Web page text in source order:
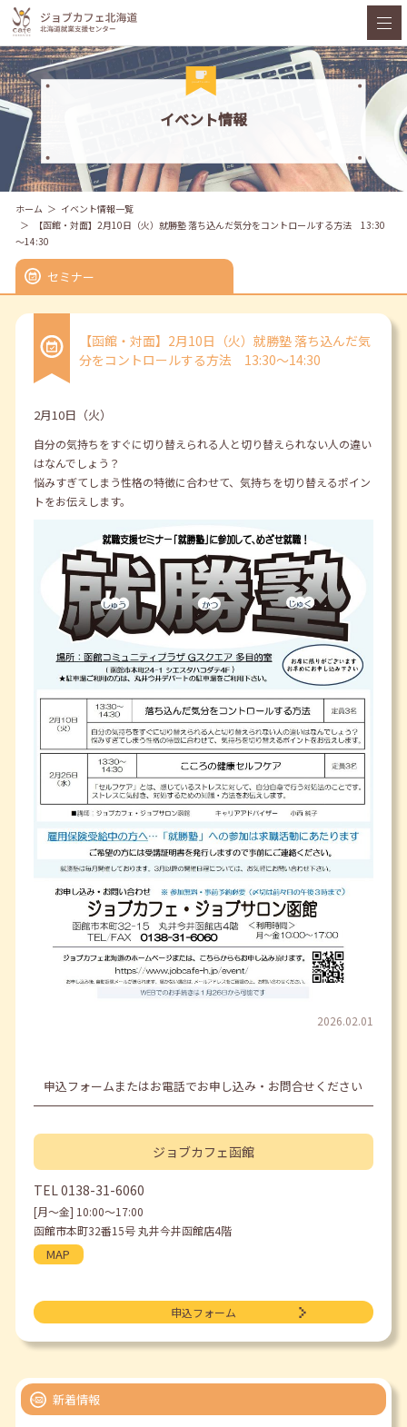
イベント情報
ホーム
イベント情報一覧
【函館・対面】2月10日（火）就勝塾 落ち込んだ気分をコントロールする方法 13:30
～14:30
セミナー
【函館・対面】2月10日（火）就勝塾 落ち込んだ気
分をコントロールする方法 13:30～14:30
2月10日（火）
自分の気持ちをすぐに切り替えられる人と切り替えられない人の違い
はなんでしょう？
悩みすぎてしまう性格の特徴に合わせて、気持ちを切り替えるポイン
トをお伝えします。
2026.02.01
申込フォームまたはお電話でお申し込み・お問合せください
ジョブカフェ函館
TEL 0138-31-6060
[月〜金] 10:00〜17:00
函館市本町32番15号 丸井今井函館店4階
MAP
申込フォーム
新着情報